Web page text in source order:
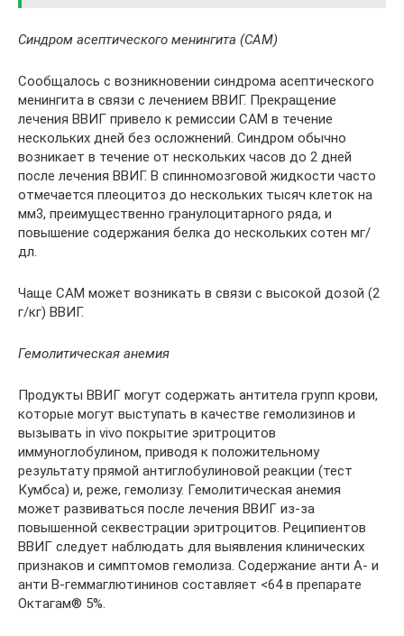
Синдром асептического менингита (САМ)
Сообщалось с возникновении синдрома асептического
менингита в связи с лечением ВВИГ. Прекращение
лечения ВВИГ привело к ремиссии САМ в течение
нескольких дней без осложнений. Синдром обычно
возникает в течение от нескольких часов до 2 дней
после лечения ВВИГ. В спинномозговой жидкости часто
отмечается плеоцитоз до нескольких тысяч клеток на
мм3, преимущественно гранулоцитарного ряда, и
повышение содержания белка до нескольких сотен мг/
дл.
Чаще САМ может возникать в связи с высокой дозой (2
г/кг) ВВИГ.
Гемолитическая анемия
Продукты ВВИГ могут содержать антитела групп крови,
которые могут выступать в качестве гемолизинов и
вызывать in vivo покрытие эритроцитов
иммуноглобулином, приводя к положительному
результату прямой антиглобулиновой реакции (тест
Кумбса) и, реже, гемолизу. Гемолитическая анемия
может развиваться после лечения ВВИГ из-за
повышенной секвестрации эритроцитов. Реципиентов
ВВИГ следует наблюдать для выявления клинических
признаков и симптомов гемолиза. Содержание анти А- и
анти В-геммаглютининов составляет <64 в препарате
Октагам® 5%.